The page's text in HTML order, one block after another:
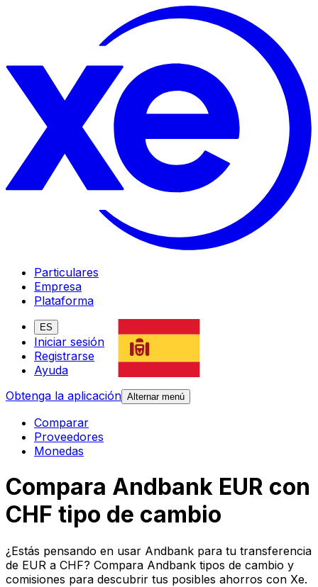
Particulares
Empresa
Plataforma
ES
Iniciar sesión
Registrarse
Ayuda
Obtenga la aplicación Alternar menú
Comparar
Proveedores
Monedas
Compara Andbank EUR con
CHF tipo de cambio
¿Estás pensando en usar Andbank para tu transferencia
de EUR a CHF? Compara Andbank tipos de cambio y
comisiones para descubrir tus posibles ahorros con Xe.